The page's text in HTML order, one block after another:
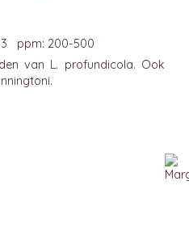
ppm: 200-500
van L. profundicola. Ook